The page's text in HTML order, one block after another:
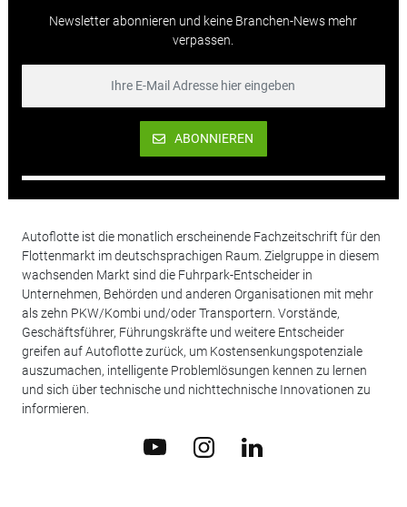
Newsletter abonnieren und keine Branchen-News mehr
verpassen.
ABONNIEREN
Autoflotte ist die monatlich erscheinende Fachzeitschrift für den
Flottenmarkt im deutschsprachigen Raum. Zielgruppe in diesem
wachsenden Markt sind die Fuhrpark-Entscheider in
Unternehmen, Behörden und anderen Organisationen mit mehr
als zehn PKW/Kombi und/oder Transportern. Vorstände,
Geschäftsführer, Führungskräfte und weitere Entscheider
greifen auf Autoflotte zurück, um Kostensenkungspotenziale
auszumachen, intelligente Problemlösungen kennen zu lernen
und sich über technische und nichttechnische Innovationen zu
informieren.